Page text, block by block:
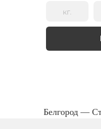
Белгород —